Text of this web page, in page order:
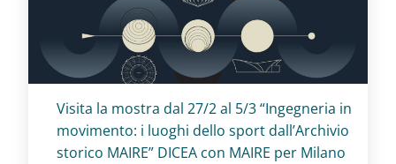
Titolo card:
Visita la mostra dal 27/2 al 5/3 “Ingegneria in
movimento: i luoghi dello sport dall’Archivio
storico MAIRE” DICEA con MAIRE per Milano